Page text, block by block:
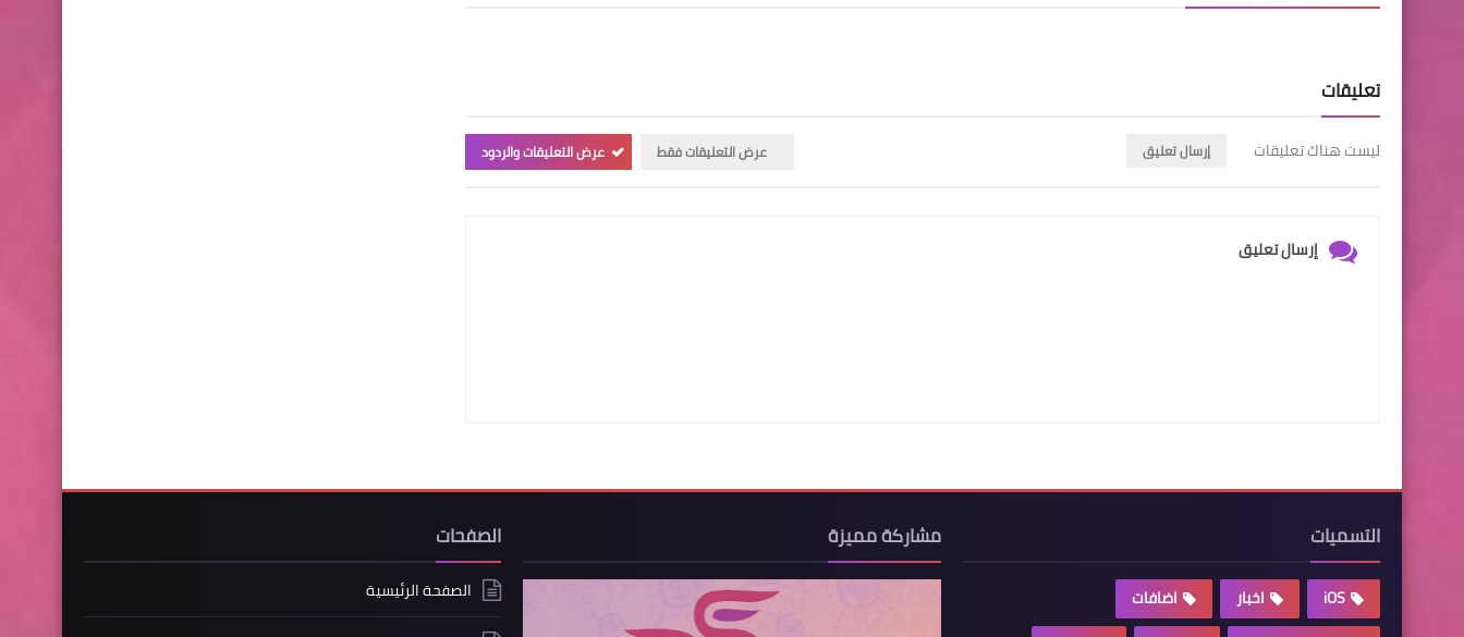
تعليقات
ليست هناك تعليقات إرسال تعليق عرض التعليقات فقط عرض التعليقات والردود
إرسال تعليق
التسميات
iOS اخبار
اضافات
مشاركة مميزة الصفحات
الصفحة الرئيسية